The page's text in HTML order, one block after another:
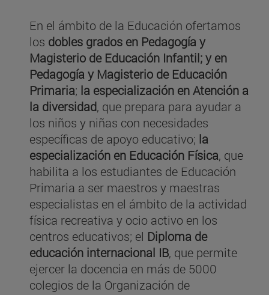
En el ámbito de la Educación ofertamos
los dobles grados en Pedagogía y
Magisterio de Educación Infantil; y en
Pedagogía y Magisterio de Educación
Primaria; la especialización en Atención a
la diversidad, que prepara para ayudar a
los niños y niñas con necesidades
específicas de apoyo educativo; la
especialización en Educación Física, que
habilita a los estudiantes de Educación
Primaria a ser maestros y maestras
especialistas en el ámbito de la actividad
física recreativa y ocio activo en los
centros educativos; el Diploma de
educación internacional IB, que permite
ejercer la docencia en más de 5000
colegios de la Organización de